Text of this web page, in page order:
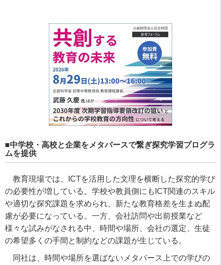
■中学校・高校と企業をメタバースで繋ぎ探究学習プログラ
ムを提供
教育現場では、ICTを活用した文理を横断した探究的学び
の必要性が増している。学校や教員側にもICT関連のスキル
や適切な探究課題を求められ、新たな教育格差を生まぬ配
慮が必要になっている。一方、会社訪問や出前授業など
様々な試みがなされる中、時間や場所、会社の選定、生徒
の希望多くの手間と制約などの課題が生じている。
同社は、時間や場所を選ばないメタバース上での学びの